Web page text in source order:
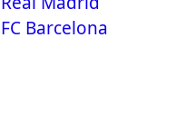
FC Barcelona